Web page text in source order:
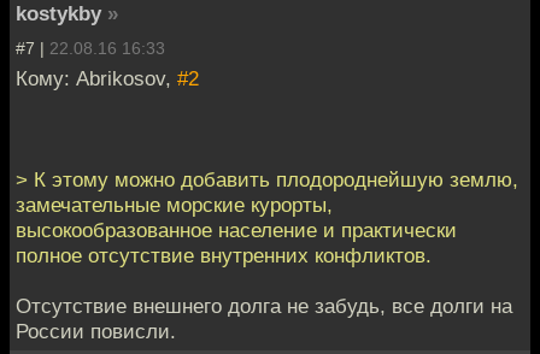
kostykby »
#7 | 22.08.16 16:33
Кому: Abrikosov, #2
> К этому можно добавить плодороднейшую землю,
замечательные морские курорты,
высокообразованное население и практически
полное отсутствие внутренних конфликтов.
Отсутствие внешнего долга не забудь, все долги на
России повисли.